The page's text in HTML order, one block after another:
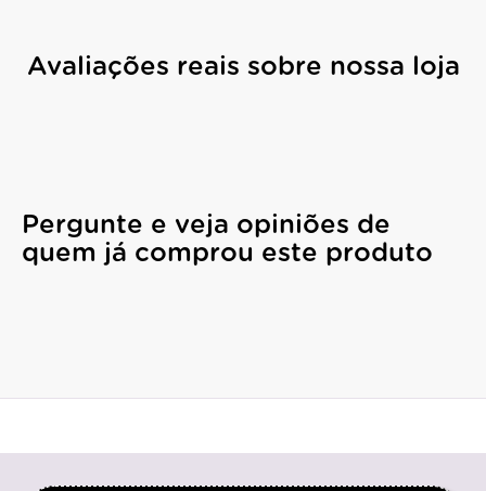
Avaliações reais sobre nossa loja
Pergunte e veja opiniões de
quem já comprou este produto